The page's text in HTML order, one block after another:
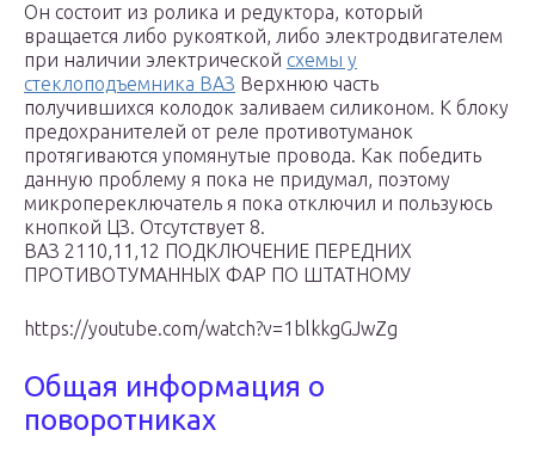
Он состоит из ролика и редуктора, который
вращается либо рукояткой, либо электродвигателем
при наличии электрической схемы у
стеклоподъемника ВАЗ Верхнюю часть
получившихся колодок заливаем силиконом. К блоку
предохранителей от реле противотуманок
протягиваются упомянутые провода. Как победить
данную проблему я пока не придумал, поэтому
микропереключатель я пока отключил и пользуюсь
кнопкой ЦЗ. Отсутствует 8.
ВАЗ 2110,11,12 ПОДКЛЮЧЕНИЕ ПЕРЕДНИХ
ПРОТИВОТУМАННЫХ ФАР ПО ШТАТНОМУ
https://youtube.com/watch?v=1blkkgGJwZg
Общая информация о
поворотниках